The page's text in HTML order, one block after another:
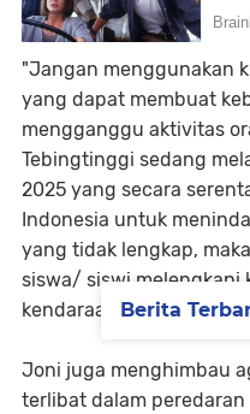
"Jangan menggunakan
yang dapat membuat
mengganggu aktivitas
Tebingtinggi sedang
2025 yang secara
Indonesia untuk
yang tidak lengkap,
siswa/ siswi melengkapi
kendaraan," ungkap Ipda
Joni juga menghimbau
terlibat dalam
Berita